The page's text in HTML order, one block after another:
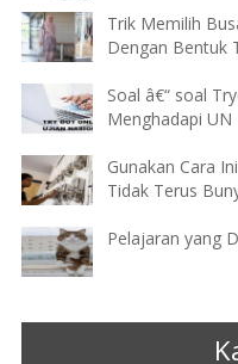
Trik Memilih
Dengan Bentuk
Soal â€“ soal
Menghadapi UN
Gunakan Cara
Tidak Terus
Pelajaran yang